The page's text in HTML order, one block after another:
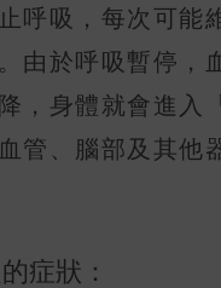
呼吸，每次可能
由於呼吸暫停，
，身體就會進入
管、腦部及其他
症狀：